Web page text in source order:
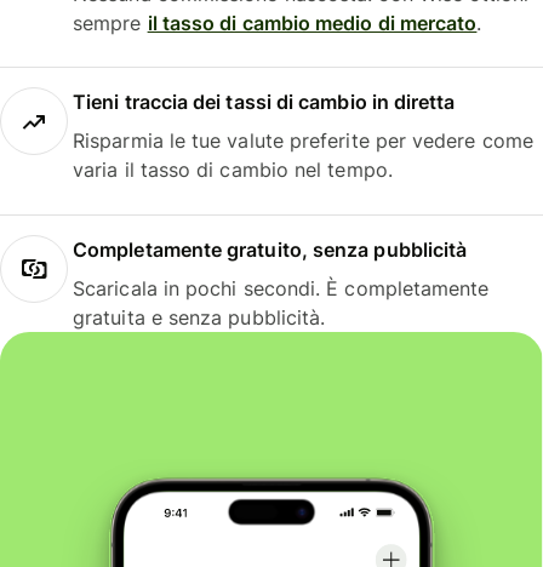
sempre il tasso di cambio medio di mercato.
Tieni traccia dei tassi di cambio in diretta
Risparmia le tue valute preferite per vedere come
varia il tasso di cambio nel tempo.
Completamente gratuito, senza pubblicità
Scaricala in pochi secondi. È completamente
gratuita e senza pubblicità.